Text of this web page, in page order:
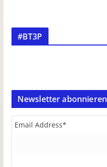
#BT3P
Newsletter abonnieren
Email Address*